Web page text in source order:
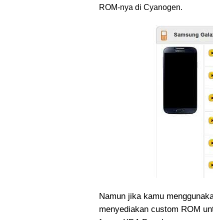
ROM-nya di Cyanogen.
Namun jika kamu
menyediakan custom ROM